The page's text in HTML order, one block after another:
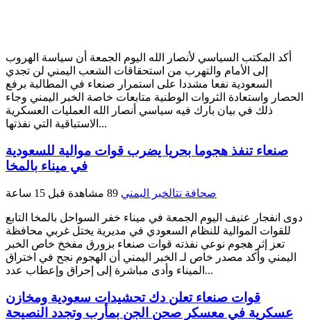
أكد المكتب السياسي لأنصار الله اليوم الجمعة أن سياسة الهروب
إلى الأمام والتهرب من استحقاقات الشعب اليمني لن تجدي
السعودية نفعا مشددا على استمرار صنعاء في المطالبة برفع
الحصار واستعادة الثروات الوطنية متابعات خاصة الخبر اليمني وجاء
ذلك في بيان بارك فيه سياسي أنصار الله العمليات العسكرية
الاستباقية التي نفذتها...
صنعاء تنفذ هجوما بحريا يضرب قوات موالية للسعودية
في ميناء بالمخا
صحافة نتالخبر اليمني قبل 15 ساعة
دوى انفجار عنيف اليوم الجمعة في ميناء خفر السواحل بالمخا التابع
للقوات الموالية للنظام السعودي في مديرية يختل غربي محافظة
تعز إثر هجوم نوعي نفذته قوات صنعاء بزورق مفخخ خاص الخبر
اليمني وأكد مصدر خاص لـ الخبر اليمني أن الهجوم نجح في اختراق
الميناء وأدى مباشرة إلى إحراق وإعطاب عدد...
قوات صنعاء تعلن دك تحشيدات سعودية ومخازن
عسكرية في معسكر صحن الجن بمأرب وتجدد النصيحة